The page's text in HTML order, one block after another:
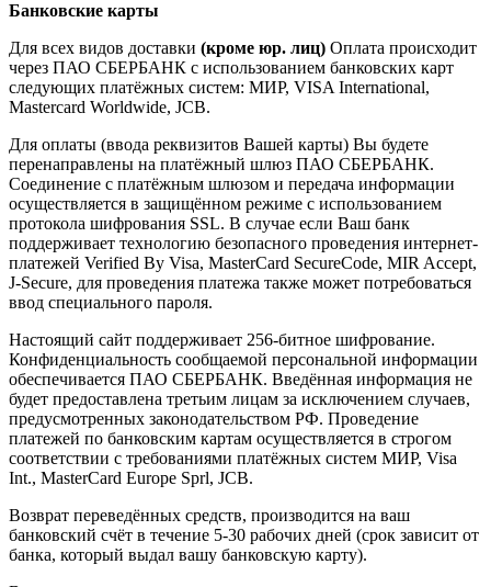
Банковские карты
Для всех видов доставки (кроме юр. лиц) Оплата происходит
через ПАО СБЕРБАНК с использованием банковских карт
следующих платёжных систем: МИР, VISA International,
Mastercard Worldwide, JCB.
Для оплаты (ввода реквизитов Вашей карты) Вы будете
перенаправлены на платёжный шлюз ПАО СБЕРБАНК.
Соединение с платёжным шлюзом и передача информации
осуществляется в защищённом режиме с использованием
протокола шифрования SSL. В случае если Ваш банк
поддерживает технологию безопасного проведения интернет-
платежей Verified By Visa, MasterCard SecureCode, MIR Accept,
J-Secure, для проведения платежа также может потребоваться
ввод специального пароля.
Настоящий сайт поддерживает 256-битное шифрование.
Конфиденциальность сообщаемой персональной информации
обеспечивается ПАО СБЕРБАНК. Введённая информация не
будет предоставлена третьим лицам за исключением случаев,
предусмотренных законодательством РФ. Проведение
платежей по банковским картам осуществляется в строгом
соответствии с требованиями платёжных систем МИР, Visa
Int., MasterCard Europe Sprl, JCB.
Возврат переведённых средств, производится на ваш
банковский счёт в течение 5-30 рабочих дней (срок зависит от
банка, который выдал вашу банковскую карту).